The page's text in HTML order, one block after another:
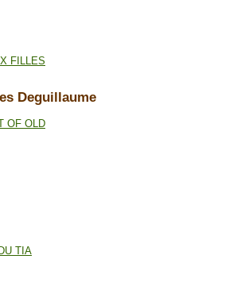
FILLES
Deguillaume
OF OLD
TIA